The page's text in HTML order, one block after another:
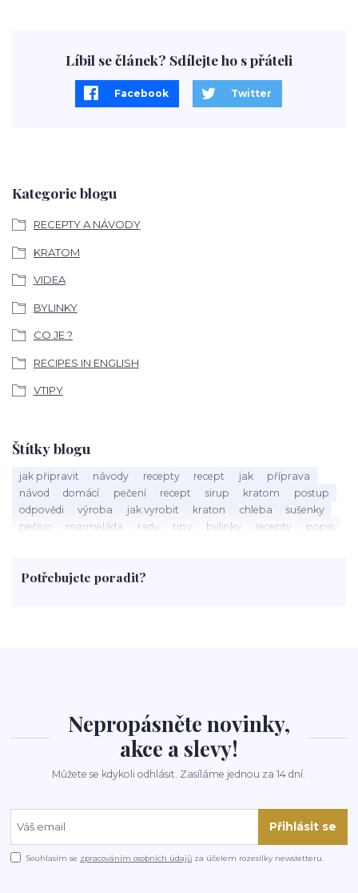
Kategorie blogu
RECEPTY A NÁVODY
KRATOM
VIDEA
BYLINKY
CO JE ?
RECIPES IN ENGLISH
VTIPY
Štítky blogu
jak připravit návody recepty recept jak
příprava
návod
domácí pečení recept sirup kratom
postup
odpovědi
výroba jak vyrobit kraton chleba
sušenky
pečivo
marmeláda rady tipy bylinky recepty
popis
rohlíky
grilování čaj
Potřebujete poradit?
Líbil se článek? Sdílejte ho s přáteli
Facebook Twitter
Nepropásněte novinky,
akce a slevy!
Můžete se kdykoli odhlásit. Zasíláme jednou za 14 dní.
Přihlásit se
Souhlasím se zpracováním osobních údajů za účelem rozesílky newsletteru.